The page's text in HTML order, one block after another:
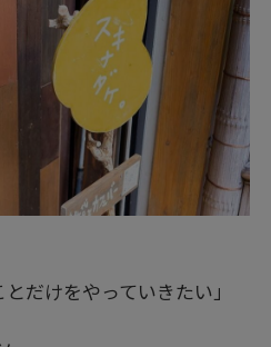
だけをやっていきたい」